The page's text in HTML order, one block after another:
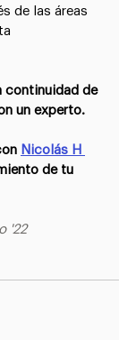
de las áreas
continuidad de
un experto.
Nicolás H
de tu
'22